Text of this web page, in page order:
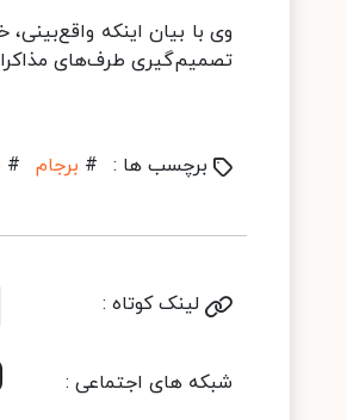
تصمیم‌گیری طرف‌های
برچسب ها : # برجام #
لینک کوتاه :
شبکه های اجتماعی :